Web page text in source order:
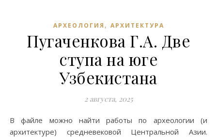
АРХЕОЛОГИЯ , АРХИТЕКТУРА
Пугаченкова Г.А. Две
ступа на юге
Узбекистана
2 августа, 2025
В файле можно найти работы по археологии (и
архитектуре) средневековой Центральной Азии.